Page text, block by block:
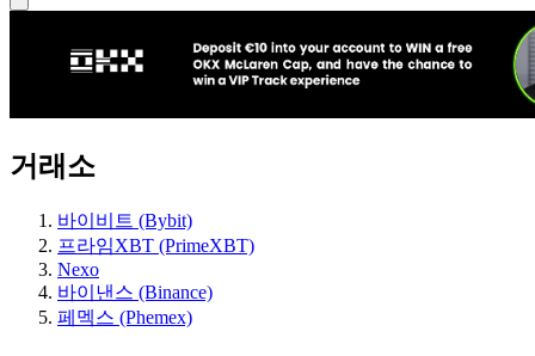
거래소
바이비트 (Bybit)
프라임XBT (PrimeXBT)
Nexo
바이낸스 (Binance)
페멕스 (Phemex)